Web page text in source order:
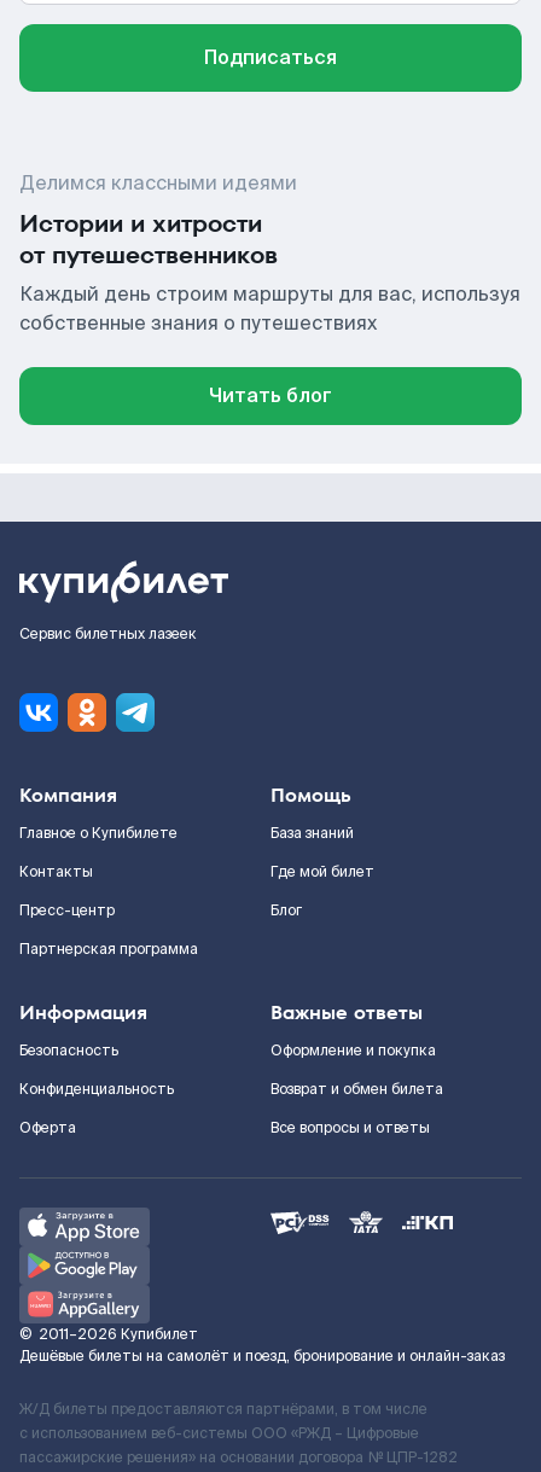
Подписаться
Делимся классными идеями
Истории и хитрости
от путешественников
Каждый день строим маршруты для вас, используя
собственные знания о путешествиях
Читать блог
Сервис билетных лазеек
Компания
Главное о Купибилете
Контакты
Пресс-центр
Партнерская программа
Помощь
База знаний
Где мой билет
Блог
Информация
Безопасность
Конфиденциальность
Оферта
Важные ответы
Оформление и покупка
Возврат и обмен билета
Все вопросы и ответы
© 2011–2026 Купибилет
Дешёвые билеты на самолёт и поезд, бронирование и онлайн-заказ
Ж/Д билеты предоставляются партнёрами, в том числе
с использованием веб-системы ООО «РЖД – Цифровые
пассажирские решения» на основании договора № ЦПР-1282